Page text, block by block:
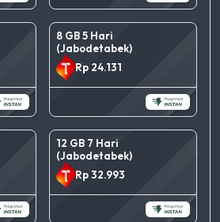
8 GB 5 Hari
(Jabodetabek)
Rp 24.131
12 GB 7 Hari
(Jabodetabek)
Rp 32.993